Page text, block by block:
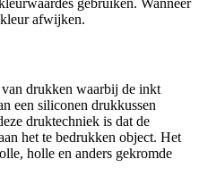
gebruiken. Wanneer
afwijken.
drukken waarbij de inkt
een siliconen drukkussen
druktechniek is dat de
het te bedrukken object. Het
holle en anders gekromde